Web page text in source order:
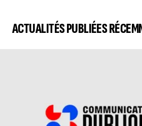
ACTUALITÉS PUBLIÉES